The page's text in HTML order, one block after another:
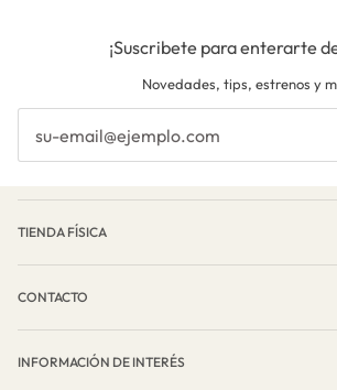
¡Suscribete para enterarte
Novedades, tips, estrenos y
TIENDA FÍSICA
CONTACTO
INFORMACIÓN DE INTERÉS